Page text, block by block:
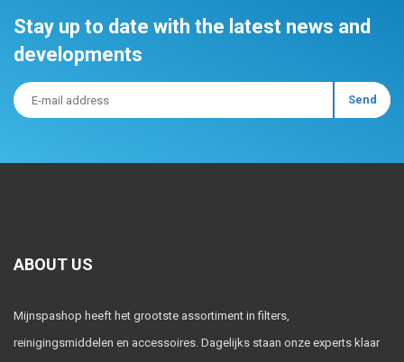
Stay up to date with the latest news and
developments
ABOUT US
Mijnspashop heeft het grootste assortiment in filters,
reinigingsmiddelen en accessoires. Dagelijks staan onze experts klaar